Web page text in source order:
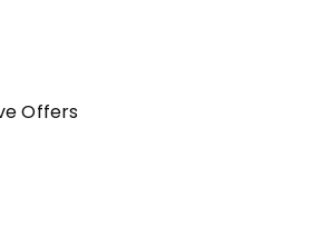
Offers